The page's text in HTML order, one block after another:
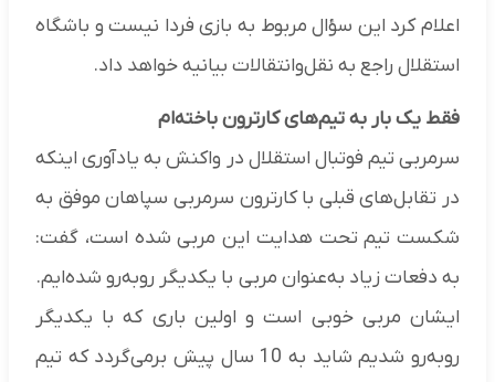
اعلام کرد این سؤال مربوط به بازی فردا نیست و باشگاه
استقلال راجع به نقل‌وانتقالات بیانیه خواهد داد.
فقط یک بار به تیم‌های کارترون باخته‌ام
سرمربی تیم فوتبال استقلال در واکنش به یادآوری اینکه
در تقابل‌های قبلی با کارترون سرمربی سپاهان موفق به
شکست تیم‌ تحت هدایت این مربی شده است، گفت:
به دفعات زیاد به‌عنوان مربی با یکدیگر روبه‌رو شده‌ایم.
ایشان مربی خوبی است و اولین باری که با یکدیگر
روبه‌رو شدیم شاید به 10 سال پیش برمی‌گردد که تیم